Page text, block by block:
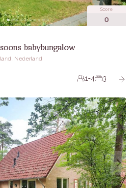
Score
0
babybungalow
Nederland
1-4 3